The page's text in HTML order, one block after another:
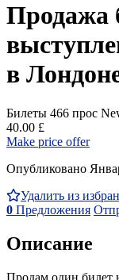
Продажа
в
Билеты 466 прос
40.00 £
Make price offer
Опубликовано
Удалить из
0 Предложения
Описание
Продам один билет